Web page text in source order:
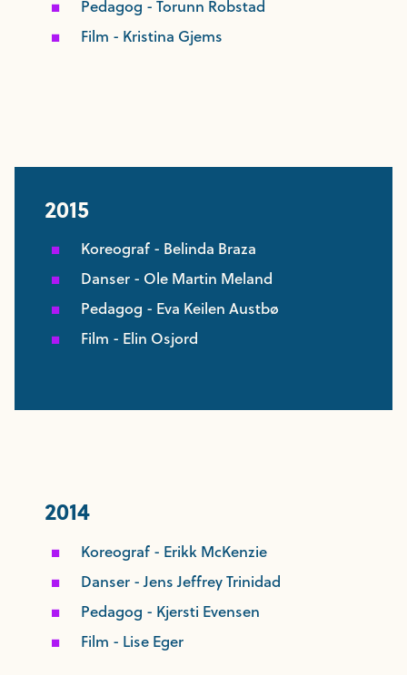
Pedagog - Torunn Robstad
Film - Kristina Gjems
2015
Koreograf - Belinda Braza
Danser - Ole Martin Meland
Pedagog - Eva Keilen Austbø
Film - Elin Osjord
2014
Koreograf - Erikk McKenzie
Danser - Jens Jeffrey Trinidad
Pedagog - Kjersti Evensen
Film - Lise Eger